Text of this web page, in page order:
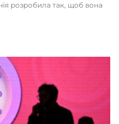
розробила так, щоб вона